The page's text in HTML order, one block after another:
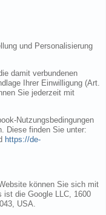
und Personalisierung
damit verbundenen
Ihrer Einwilligung (Art.
Sie jederzeit mit
Nutzungsbedingungen
Diese finden Sie unter:
https://de-
können Sie sich mit
ist die Google LLC, 1600
USA.